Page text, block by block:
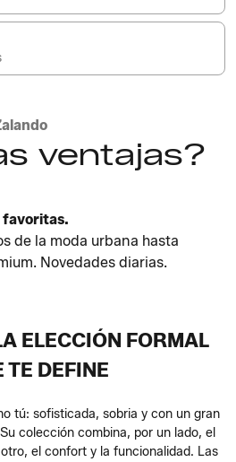
ventajas?
favoritas.
de la moda urbana hasta
Novedades diarias.
ELECCIÓN FORMAL
TE DEFINE
tú: sofisticada, sobria y con un gran
colección combina, por un lado, el
el confort y la funcionalidad. Las